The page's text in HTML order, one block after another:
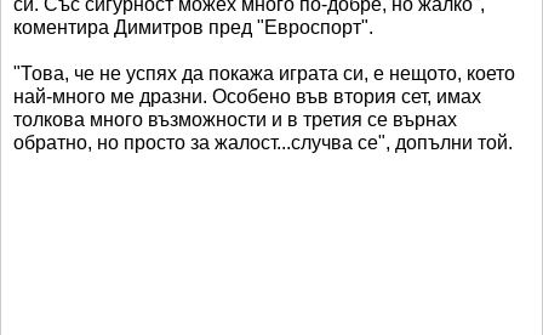
си. Със сигурност можех много по-добре, но жалко",
коментира Димитров пред "Евроспорт".
"Това, че не успях да покажа играта си, е нещото, което
най-много ме дразни. Особено във втория сет, имах
толкова много възможности и в третия се върнах
обратно, но просто за жалост...случва се", допълни той.